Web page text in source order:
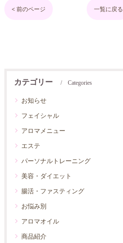
< 前のページ 一覧に戻る
カテゴリー Categories
お知らせ
フェイシャル
アロマメニュー
エステ
パーソナルトレーニング
美容・ダイエット
腸活・ファスティング
お悩み別
アロマオイル
商品紹介